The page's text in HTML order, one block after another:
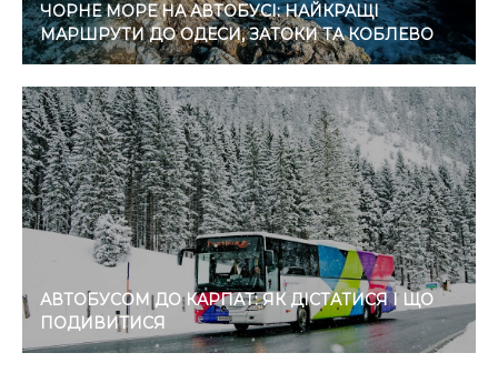
ЧОРНЕ МОРЕ НА АВТОБУСІ: НАЙКРАЩІ
МАРШРУТИ ДО ОДЕСИ, ЗАТОКИ ТА КОБЛЕВО
АВТОБУСОМ ДО КАРПАТ: ЯК ДІСТАТИСЯ І ЩО
ПОДИВИТИСЯ